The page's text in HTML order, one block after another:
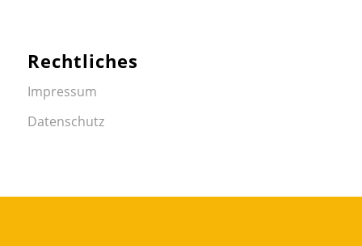
Rechtliches
Impressum
Datenschutz